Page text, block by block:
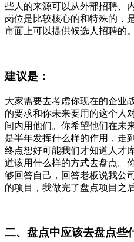
些人的来源可以从外部招聘、
岗位是比较核心的和特殊的，
市面上可以提供候选人招聘的。
建议是：
大家需要去考虑你现在的企业
的要求和你未来要用的这个人
间内用他们。你希望他们在未
是半年发挥什么样的作用，走
终点想好可能我们才知道人才
道该用什么样的方式去盘点。
够回答自己，回答老板说我公
的项目，我做完了盘点项目之
二、盘点中应该去盘点些